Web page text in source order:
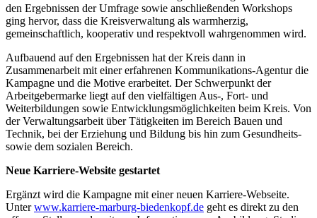
den Ergebnissen der Umfrage sowie anschließenden Workshops
ging hervor, dass die Kreisverwaltung als warmherzig,
gemeinschaftlich, kooperativ und respektvoll wahrgenommen wird.
Aufbauend auf den Ergebnissen hat der Kreis dann in
Zusammenarbeit mit einer erfahrenen Kommunikations-Agentur die
Kampagne und die Motive erarbeitet. Der Schwerpunkt der
Arbeitgebermarke liegt auf den vielfältigen Aus-, Fort- und
Weiterbildungen sowie Entwicklungsmöglichkeiten beim Kreis. Von
der Verwaltungsarbeit über Tätigkeiten im Bereich Bauen und
Technik, bei der Erziehung und Bildung bis hin zum Gesundheits-
sowie dem sozialen Bereich.
Neue Karriere-Website gestartet
Ergänzt wird die Kampagne mit einer neuen Karriere-Webseite.
Unterwww.karriere-marburg-biedenkopf.de geht es direkt zu den